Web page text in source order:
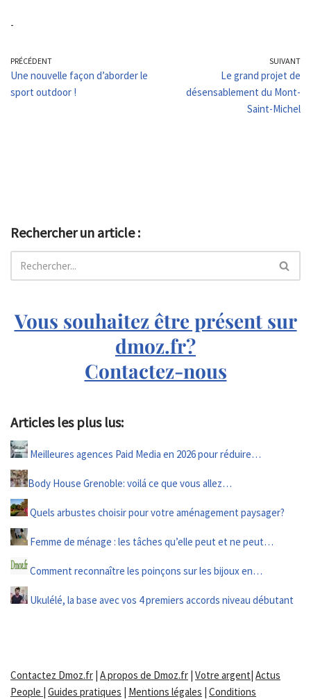
-
PRÉCÉDENT
Une nouvelle façon d’aborder le
sport outdoor !
SUIVANT
Le grand projet de
désensablement du Mont-
Saint-Michel
Rechercher un article :
Vous souhaitez être présent sur
dmoz.fr?
Contactez-nous
Articles les plus lus:
Meilleures agences Paid Media en 2026 pour réduire…
Body House Grenoble: voilá ce que vous allez…
Quels arbustes choisir pour votre aménagement paysager?
Femme de ménage : les tâches qu’elle peut et ne peut…
Comment reconnaître les poinçons sur les bijoux en…
Ukulélé, la base avec vos 4 premiers accords niveau débutant
Contactez Dmoz.fr | A propos de Dmoz.fr | Votre argent| Actus
People | Guides pratiques | Mentions légales | Conditions